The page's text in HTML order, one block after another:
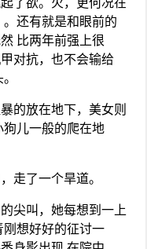
还有就是和眼前的
比两年前强上很
对抗，也不会输给
的放在地下，美女则
儿一般的爬在地
走了一个旱道。
尖叫，她每想到一上
想好好的征讨一